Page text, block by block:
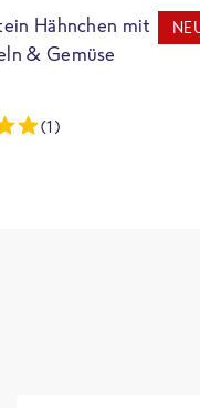
Hähnchen mit
& Gemüse
(1)